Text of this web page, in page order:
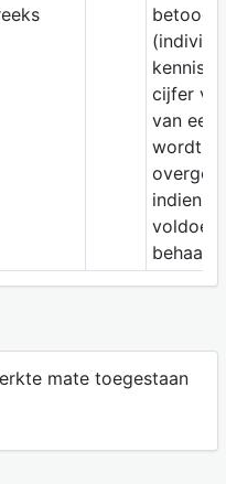
betoog
cijfer
van
wordt
indien
behaald.
mate toegestaan